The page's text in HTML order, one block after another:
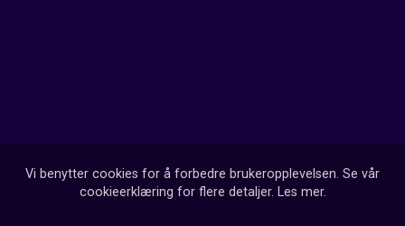
Vi benytter cookies for å forbedre brukeropplevelsen. Se vår
cookieerklæring for flere detaljer. Les mer.